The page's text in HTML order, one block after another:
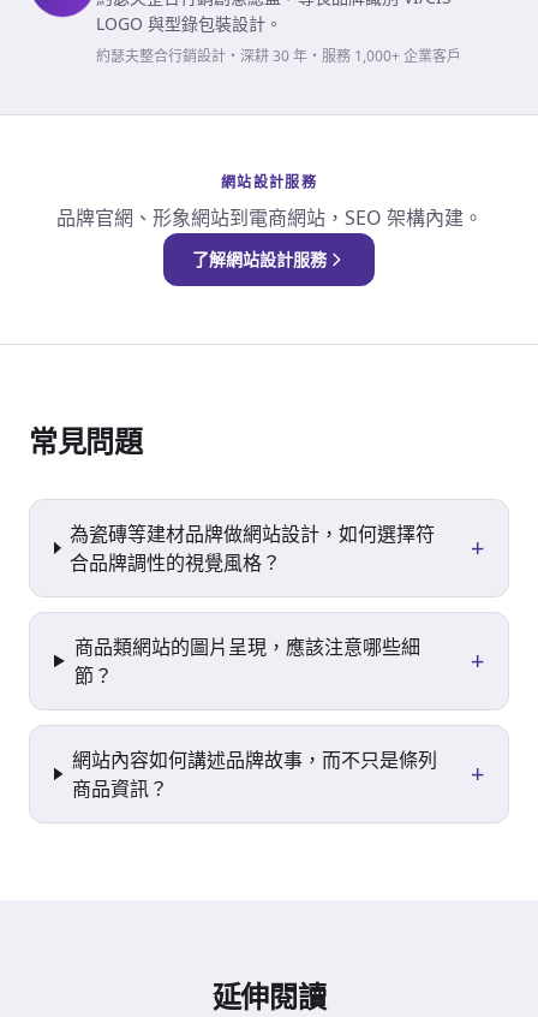
LOGO 與型錄包裝設計。
約瑟夫整合行銷設計・深耕 30 年・服務 1,000+ 企業客戶
網站設計服務
品牌官網、形象網站到電商網站，SEO 架構內建。
了解網站設計服務
常見問題
為瓷磚等建材品牌做網站設計，如何選擇符
合品牌調性的視覺風格？
+
商品類網站的圖片呈現，應該注意哪些細
節？
+
網站內容如何講述品牌故事，而不只是條列
商品資訊？
+
延伸閱讀